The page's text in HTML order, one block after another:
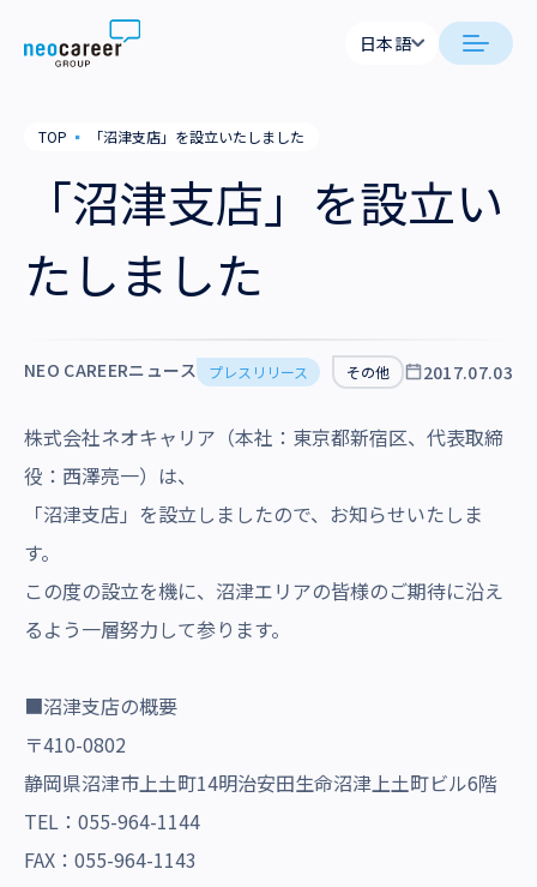
Skip to content
日本語
代表メッセージ
事業内容
採用支援
業務支援
企業情報
役員一覧
拠点一覧
沿革・受賞歴
採用情報
日本語
TOP ▪ 「沼津支店」を設立いたしました
「沼津支店」を設立い
たしました
NEO CAREERニュース プレスリリース その他 2017.07.03
株式会社ネオキャリア（本社：東京都新宿区、代表取締
役：西澤亮一）は、
「沼津支店」を設立しましたので、お知らせいたしま
す。
この度の設立を機に、沼津エリアの皆様のご期待に沿え
るよう一層努力して参ります。
■沼津支店の概要
〒410-0802
静岡県沼津市上土町14明治安田生命沼津上土町ビル6階
TEL：055-964-1144
FAX：055-964-1143